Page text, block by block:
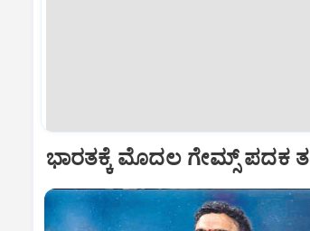
ಭಾರತಕ್ಕೆ ಮೊದಲ ಗೇಮ್ಸ್ ಪದಕ